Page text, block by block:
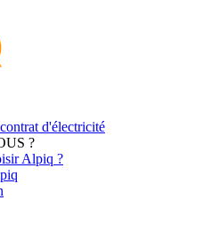
d'électricité
?
Alpiq ?